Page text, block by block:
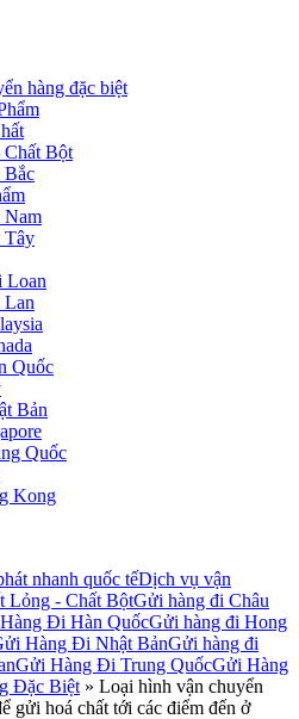
hàng đặc biệt
Bột
Bắc
Nam
Tây
Lan
Quốc
Bản
Quốc
Kong
nhanh quốc tếDịch vụ vận
Lỏng - Chất BộtGửi hàng đi Châu
Đi Hàn QuốcGửi hàng đi Hong
Hàng Đi Nhật BảnGửi hàng đi
Gửi Hàng Đi Trung QuốcGửi Hàng
Đặc Biệt » Loại hình vận chuyển
gửi hoá chất tới các điểm đến ở